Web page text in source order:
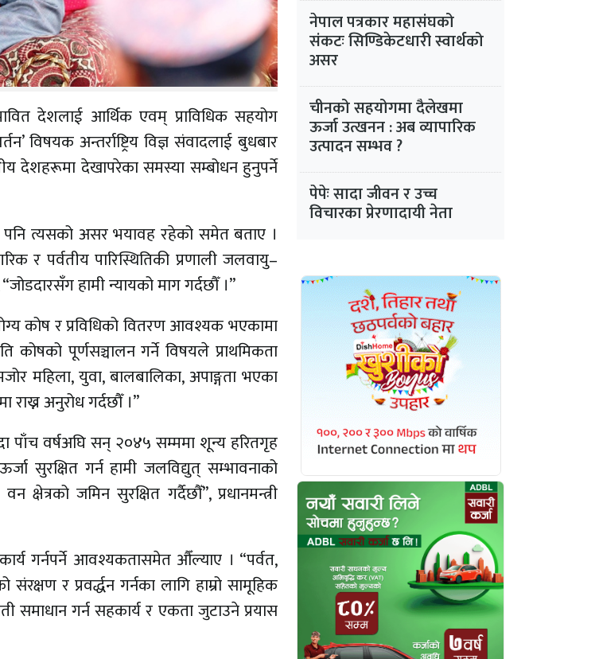
देशलाई आर्थिक एवम् प्राविधिक सहयोग
अन्तर्राष्ट्रिय विज्ञ संवादलाई बुधबार
देशहरूमा देखापरेका समस्या सम्बोधन हुनुपर्ने
त्यसको असर भयावह रहेको समेत बताए ।
र पर्वतीय पारिस्थितिकी प्रणाली जलवायु–
हामी न्यायको माग गर्दछौँ ।”
कोष र प्रविधिको वितरण आवश्यक भएकामा
कोषको पूर्णसञ्चालन गर्ने विषयले प्राथमिकता
महिला, युवा, बालबालिका, अपाङ्गता भएका
राख्न अनुरोध गर्दछौँ ।”
पाँच वर्षअघि सन् २०४५ सम्ममा शून्य हरितगृह
सुरक्षित गर्न हामी जलविद्युत् सम्भावनाको
जमिन सुरक्षित गर्दैछौँ”, प्रधानमन्त्री
गर्नपर्ने आवश्यकतासमेत औँल्याए । “पर्वत,
संरक्षण र प्रवर्द्धन गर्नका लागि हाम्रो सामूहिक
समाधान गर्न सहकार्य र एकता जुटाउने प्रयास
नेपाल पत्रकार महासंघको
संकटः सिण्डिकेटधारी स्वार्थको
असर
चीनको सहयोगमा दैलेखमा
ऊर्जा उत्खनन : अब व्यापारिक
उत्पादन सम्भव ?
पेपेः सादा जीवन र उच्च
विचारका प्रेरणादायी नेता